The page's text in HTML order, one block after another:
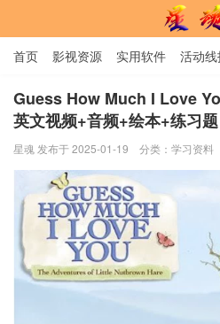
星魂网
首页 影视资源 实用软件 活动线
用户中心 书籍 娱乐
Guess How Much I Love
英文视频+音频+绘本+练习
星魂 发布于 2025-01-19 分类： 学习资料